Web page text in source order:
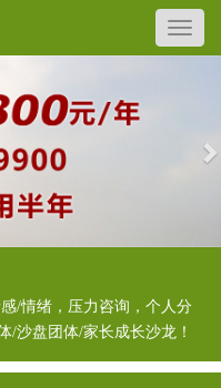
/情绪，压力咨询，个人分
/沙盘团体/家长成长沙龙！